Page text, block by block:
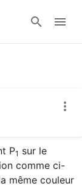
P1 sur le
comme ci-
même couleur